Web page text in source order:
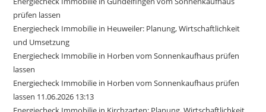
prüfen lassen
Energiecheck Immobilie in Heuweiler: Planung, Wirtschaftlichkeit
und Umsetzung
Energiecheck Immobilie in Horben vom Sonnenkaufhaus prüfen
lassen
Energiecheck Immobilie in Horben vom Sonnenkaufhaus prüfen
lassen 11.06.2026 13:13